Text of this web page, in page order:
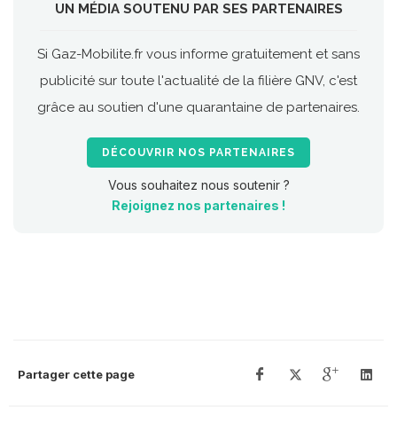
UN MÉDIA SOUTENU PAR SES PARTENAIRES
Si Gaz-Mobilite.fr vous informe gratuitement et sans
publicité sur toute l'actualité de la filière GNV, c'est
grâce au soutien d'une quarantaine de partenaires.
DÉCOUVRIR NOS PARTENAIRES
Vous souhaitez nous soutenir ?
Rejoignez nos partenaires !
Partager cette page